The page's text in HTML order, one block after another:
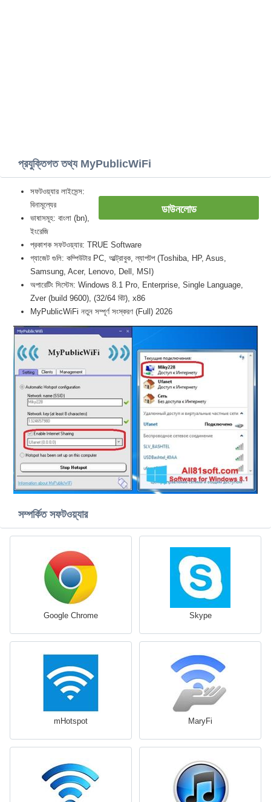
প্রযুক্তিগত তথ্য MyPublicWiFi
ডাউনলোড
সফটওয়্যার লাইসেন্স:
বিনামূল্যের
ভাষাসমূহ: বাংলা (bn),
ইংরেজি
প্রকাশক সফটওয়্যার: TRUE Software
গ্যাজেট গুলি: কম্পিউটার PC, আল্ট্রাবুক, ল্যাপটপ (Toshiba, HP, Asus,
Samsung, Acer, Lenovo, Dell, MSI)
অপারেটিং সিস্টেম: Windows 8.1 Pro, Enterprise, Single Language,
Zver (build 9600), (32/64 বিট), x86
MyPublicWiFi নতুন সম্পূর্ণ সংস্করণ (Full) 2026
সম্পর্কিত সফটওয়্যার
Google Chrome Skype
mHotspot MaryFi